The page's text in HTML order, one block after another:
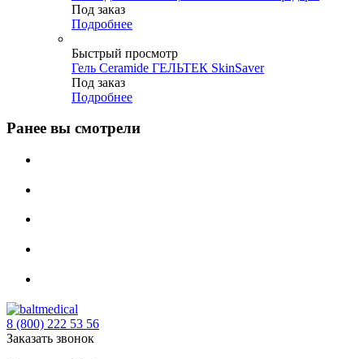
Под заказ
Подробнее
Быстрый просмотр
Гель Ceramide ГЕЛЬТЕК SkinSaver
Под заказ
Подробнее
Ранее вы смотрели
8 (800) 222 53 56
Заказать звонок